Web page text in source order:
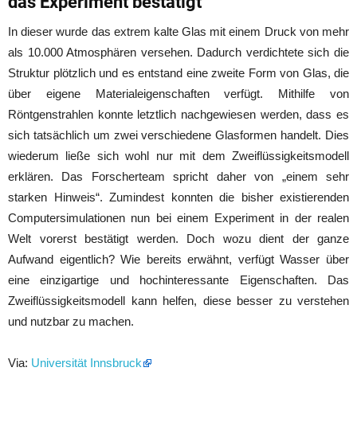
In dieser wurde das extrem kalte Glas mit einem Druck von mehr
als 10.000 Atmosphären versehen. Dadurch verdichtete sich die
Struktur plötzlich und es entstand eine zweite Form von Glas, die
über eigene Materialeigenschaften verfügt. Mithilfe von
Röntgenstrahlen konnte letztlich nachgewiesen werden, dass es
sich tatsächlich um zwei verschiedene Glasformen handelt. Dies
wiederum ließe sich wohl nur mit dem Zweiflüssigkeitsmodell
erklären. Das Forscherteam spricht daher von „einem sehr
starken Hinweis“. Zumindest konnten die bisher existierenden
Computersimulationen nun bei einem Experiment in der realen
Welt vorerst bestätigt werden. Doch wozu dient der ganze
Aufwand eigentlich? Wie bereits erwähnt, verfügt Wasser über
eine einzigartige und hochinteressante Eigenschaften. Das
Zweiflüssigkeitsmodell kann helfen, diese besser zu verstehen
und nutzbar zu machen.
Via: Universität Innsbruck